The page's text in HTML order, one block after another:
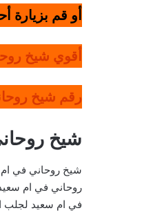
أو قم بزيارة
أقوي شيخ
رقم شيخ
شيخ
شيخ روحاني في
روحاني في ام
في ام سعيد لجلب